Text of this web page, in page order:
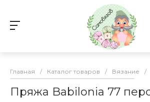
Главная / Каталог товаров / Вязание /
Пряжа Babilonia 77